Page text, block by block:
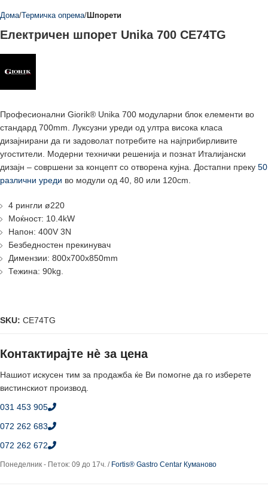
Дома Термичка опрема Шпорети
Електричен шпорет Unika 700 CE74TG
Професионални Giorik® Unika 700 модуларни блок елементи во
стандард 700mm. Луксузни уреди од ултра висока класа
дизајнирани да ги задоволат потребите на најприбирливите
угостители. Модерни технички решенија и познат Италијански
дизајн – совршени за концепт со отворена кујна. Достапни преку 50
различни уреди во модули од 40, 80 или 120cm.
4 рингли ø220
Моќност: 10.4kW
Напон: 400V 3N
Безбедностен прекинувач
Димензии: 800x700x850mm
Тежина: 90kg.
SKU: CE74TG
Контактирајте нè за цена
Нашиот искусен тим за продажба ќе Ви помогне да го изберете
вистинскиот производ.
031 453 905
072 262 683
072 262 672
Понеделник - Петок: 09 до 17ч. / Fortis® Gastro Centar Куманово